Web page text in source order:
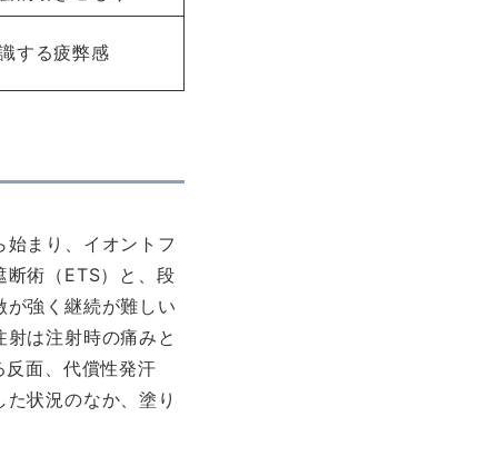
する疲弊感
まり、イオントフ
断術（ETS）と、段
強く継続が難しい
は注射時の痛みと
面、代償性発汗
状況のなか、塗り